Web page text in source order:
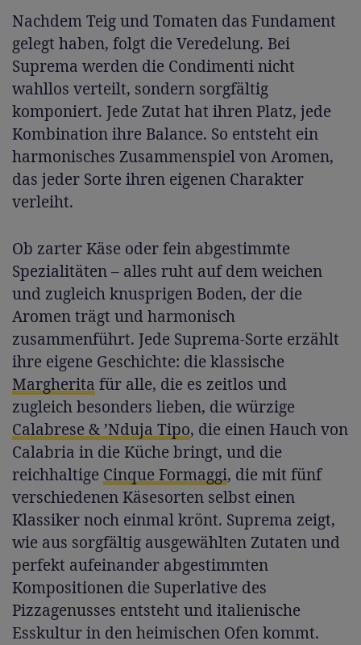
Nachdem Teig und Tomaten das Fundament
gelegt haben, folgt die Veredelung. Bei
Suprema werden die Condimenti nicht
wahllos verteilt, sondern sorgfältig
komponiert. Jede Zutat hat ihren Platz, jede
Kombination ihre Balance. So entsteht ein
harmonisches Zusammenspiel von Aromen,
das jeder Sorte ihren eigenen Charakter
verleiht.
Ob zarter Käse oder fein abgestimmte
Spezialitäten – alles ruht auf dem weichen
und zugleich knusprigen Boden, der die
Aromen trägt und harmonisch
zusammenführt. Jede Suprema-Sorte erzählt
ihre eigene Geschichte: die klassische
Margherita für alle, die es zeitlos und
zugleich besonders lieben, die würzige
Calabrese & ’Nduja Tipo, die einen Hauch von
Calabria in die Küche bringt, und die
reichhaltige Cinque Formaggi, die mit fünf
verschiedenen Käsesorten selbst einen
Klassiker noch einmal krönt. Suprema zeigt,
wie aus sorgfältig ausgewählten Zutaten und
perfekt aufeinander abgestimmten
Kompositionen die Superlative des
Pizzagenusses entsteht und italienische
Esskultur in den heimischen Ofen kommt.